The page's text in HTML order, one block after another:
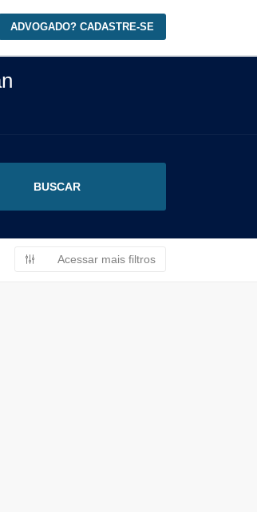
ADVOGADO? CADASTRE-SE
Acessar mais filtros